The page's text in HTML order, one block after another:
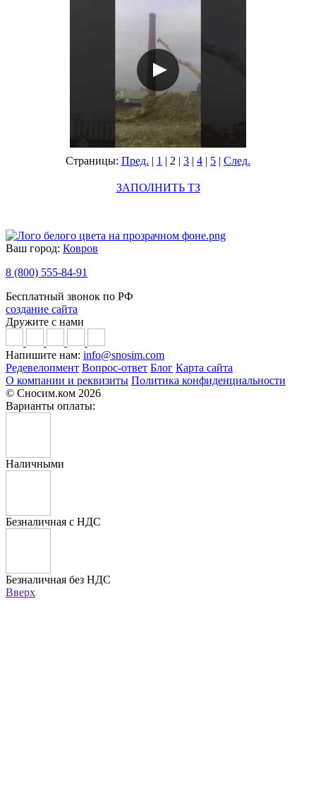
Страницы: Пред. | 1 | 2 | 3 | 4 | 5 | След.
ЗАПОЛНИТЬ ТЗ
Ваш город: Ковров
8 (800) 555-84-91
Бесплатный звонок по РФ
создание сайта
Дружите с нами
Напишите нам: info@snosim.com
Редевелопмент Вопрос-ответ Блог Карта сайта
О компании и реквизиты Политика конфиденциальности
© Сносим.ком 2026
Варианты оплаты:
Наличными
Безналичная с НДС
Безналичная без НДС
Вверх